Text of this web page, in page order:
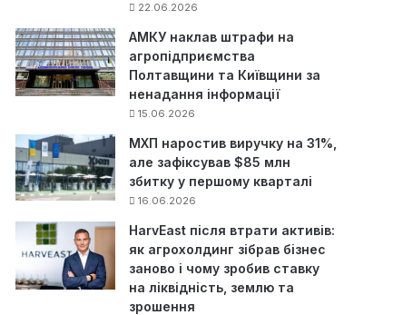
22.06.2026
АМКУ наклав штрафи на
агропідприємства
Полтавщини та Київщини за
ненадання інформації
15.06.2026
МХП наростив виручку на 31%,
але зафіксував $85 млн
збитку у першому кварталі
16.06.2026
HarvEast після втрати активів:
як агрохолдинг зібрав бізнес
заново і чому зробив ставку
на ліквідність, землю та
зрошення